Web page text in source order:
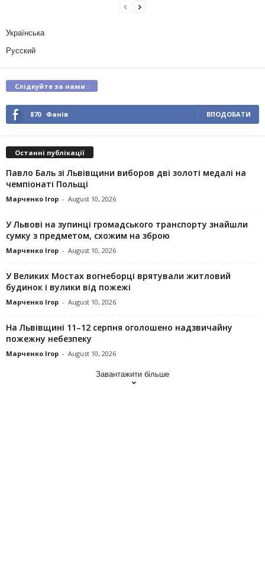
Українська
Русский
Слідкуйте за нами :
870 Фанів ВПОДОБАТИ
Останні публікації
Павло Баль зі Львівщини виборов дві золоті медалі на
чемпіонаті Польщі
Марченко Ігор - August 10, 2026
У Львові на зупинці громадського транспорту знайшли
сумку з предметом, схожим на зброю
Марченко Ігор - August 10, 2026
У Великих Мостах вогнеборці врятували житловий
будинок і вулики від пожежі
Марченко Ігор - August 10, 2026
На Львівщині 11–12 серпня оголошено надзвичайну
пожежну небезпеку
Марченко Ігор - August 10, 2026
Завантажити більше